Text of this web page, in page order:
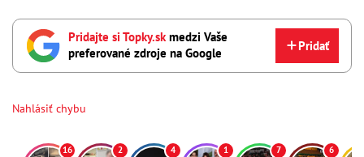
Pridajte si Topky.skmedzi Vaše
preferované zdroje na Google
Pridať
Nahlásiť chybu
16 2 4 1 7 6